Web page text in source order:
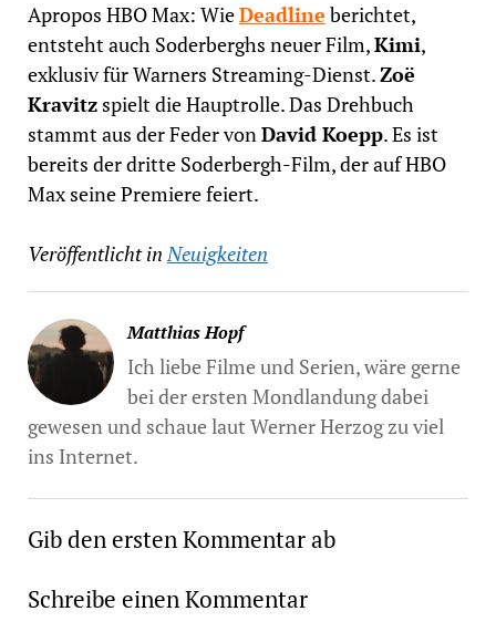
Apropos HBO Max: WieDeadline berichtet,
entsteht auch Soderberghs neuer Film,Kimi,
exklusiv für Warners Streaming-Dienst.Zoë
Kravitzspielt die Hauptrolle. Das Drehbuch
stammt aus der Feder vonDavid Koepp. Es ist
bereits der dritte Soderbergh-Film, der auf HBO
Max seine Premiere feiert.
Veröffentlicht in Neuigkeiten
Matthias Hopf
Ich liebe Filme und Serien, wäre gerne
bei der ersten Mondlandung dabei
gewesen und schaue laut Werner Herzog zu viel
ins Internet.
Gib den ersten Kommentar ab
Schreibe einen Kommentar